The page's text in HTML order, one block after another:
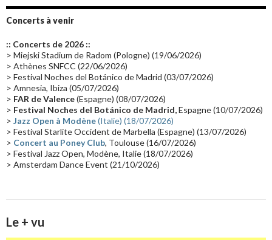
Groupe de Recherche Musicale
Passages radio Vidéo Jarrecast (16) Synthé 80's
Les concerts en Chine(16) Cinéma
Synthé Roland(15) Belgique(15)
(14) Astronomie (14)
Tournée 2025(14) 2024(14) Chine(13)
Concerts à venir
:: Concerts de 2026 ::
> Miejski Stadium de Radom (Pologne) (19/06/2026)
> Athènes SNFCC (22/06/2026)
> Festival Noches del Botánico de Madrid (03/07/2026)
> Amnesia, Ibiza (05/07/2026)
> FAR de Valence(Espagne) (08/07/2026)
> Festival Noches del Botánico de Madrid,Espagne (10/07/2026)
> Jazz Open à Modène(Italie) (18/07/2026)
> Festival Starlite Occident de Marbella (Espagne) (13/07/2026)
> Concert au Poney Club, Toulouse (16/07/2026)
> Festival Jazz Open, Modène, Italie (18/07/2026)
> Amsterdam Dance Event (21/10/2026)
Le + vu